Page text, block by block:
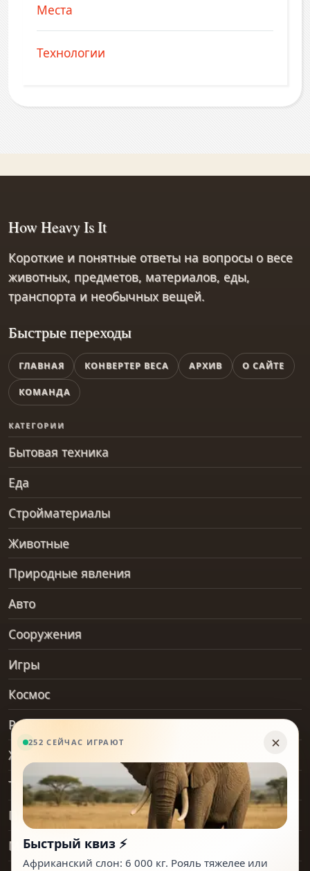
Места
Технологии
Быстрые переходы
ГЛАВНАЯ КОНВЕРТЕР ВЕСА АРХИВ О САЙТЕ
КОМАНДА
КАТЕГОРИИ
Бытовая техника
Еда
Стройматериалы
Животные
Природные явления
Авто
Сооружения
Игры
Космос
Рельеф и геология
Хобби
Транспорт
Предметы
Места
How Heavy Is It
Короткие и понятные ответы на вопросы о весе
животных, предметов, материалов, еды,
транспорта и необычных вещей.